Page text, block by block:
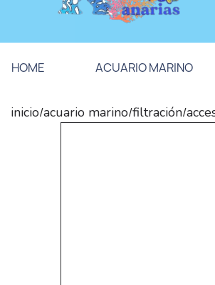
HOME ACUARIO MARINO
inicio/acuario marino/filtración/